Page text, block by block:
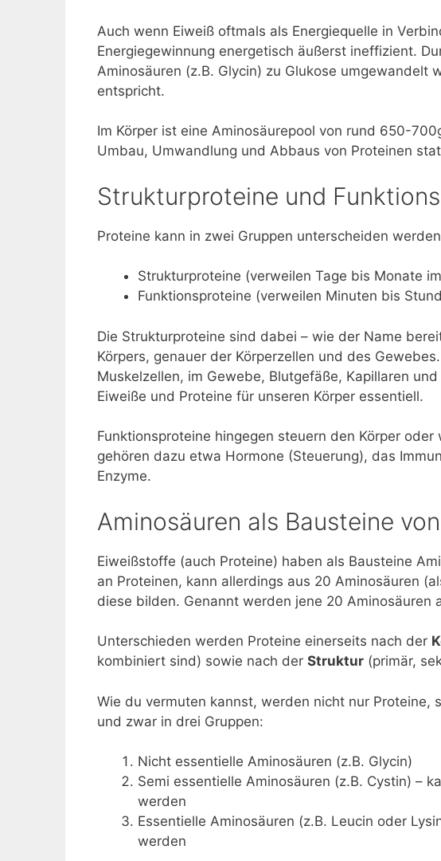
Auch wenn Eiweiß oftmals als Energiequelle in
Energiegewinnung energetisch äußerst ineffizient.
Aminosäuren (z.B. Glycin) zu Glukose umgewandelt
entspricht.
Im Körper ist eine Aminosäurepool von rund 650-
Umbau, Umwandlung und Abbaus von Proteinen
Strukturproteine und
Proteine kann in zwei Gruppen unterscheiden
Strukturproteine (verweilen Tage bis Monate
Funktionsproteine (verweilen Minuten bis
Die Strukturproteine sind dabei – wie der Name
Körpers, genauer der Körperzellen und des
Muskelzellen, im Gewebe, Blutgefäße, Kapillaren
Eiweiße und Proteine für unseren Körper essentiell.
Funktionsproteine hingegen steuern den Körper
gehören dazu etwa Hormone (Steuerung), das
Enzyme.
Aminosäuren als Bausteine
Eiweißstoffe (auch Proteine) haben als Bausteine
an Proteinen, kann allerdings aus 20 Aminosäuren
diese bilden. Genannt werden jene 20 Aminosäuren
Unterschieden werden Proteine einerseits nach der
kombiniert sind) sowie nach der Struktur (primär,
Wie du vermuten kannst, werden nicht nur Proteine,
und zwar in drei Gruppen:
Nicht essentielle Aminosäuren (z.B. Glycin)
Semi essentielle Aminosäuren (z.B. Cystin) –
werden
Essentielle Aminosäuren (z.B. Leucin oder
werden